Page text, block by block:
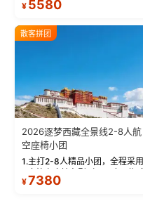
测 99%游客零高反 。 【贴心保
反根本不是事儿 ！ 【无人机航
拍】-雪山/圣湖/...
¥ 5580
散客拼团
2026逐梦西藏全景线2-8人航
空座椅小团
1.主打2-8人精品小团，全程采用
9座航空座椅车型（360度环抱式
座舱），提供VIP级别的舒适出行
¥7380